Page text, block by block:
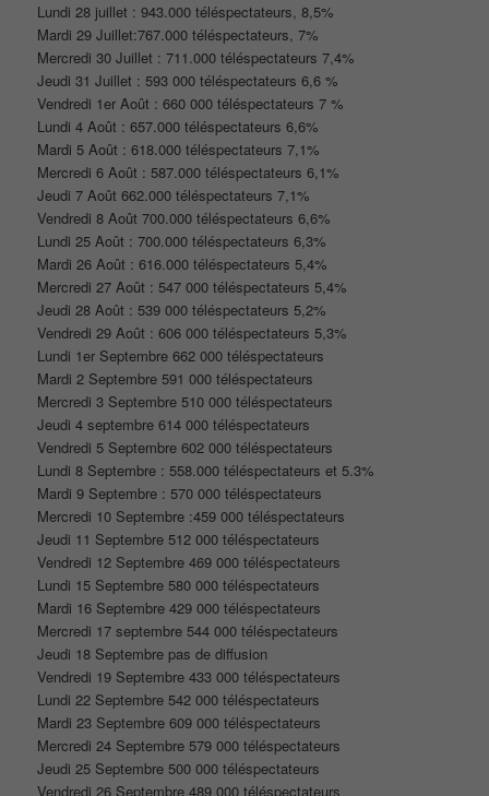
Lundi 28 juillet : 943.000 téléspectateurs, 8,5%
Mardi 29 Juillet:767.000 téléspectateurs, 7%
Mercredi 30 Juillet : 711.000 téléspectateurs 7,4%
Jeudi 31 Juillet : 593 000 téléspectateurs 6,6 %
Vendredi 1er Août : 660 000 téléspectateurs 7 %
Lundi 4 Août : 657.000 téléspectateurs 6,6%
Mardi 5 Août : 618.000 téléspectateurs 7,1%
Mercredi 6 Août : 587.000 téléspectateurs 6,1%
Jeudi 7 Août 662.000 téléspectateurs 7,1%
Vendredi 8 Août 700.000 téléspectateurs 6,6%
Lundi 25 Août : 700.000 téléspectateurs 6,3%
Mardi 26 Août : 616.000 téléspectateurs 5,4%
Mercredi 27 Août : 547 000 téléspectateurs 5,4%
Jeudi 28 Août : 539 000 téléspectateurs 5,2%
Vendredi 29 Août : 606 000 téléspectateurs 5,3%
Lundi 1er Septembre 662 000 téléspectateurs
Mardi 2 Septembre 591 000 téléspectateurs
Mercredi 3 Septembre 510 000 téléspectateurs
Jeudi 4 septembre 614 000 téléspectateurs
Vendredi 5 Septembre 602 000 téléspectateurs
Lundi 8 Septembre : 558.000 téléspectateurs et 5.3%
Mardi 9 Septembre : 570 000 téléspectateurs
Mercredi 10 Septembre :459 000 téléspectateurs
Jeudi 11 Septembre 512 000 téléspectateurs
Vendredi 12 Septembre 469 000 téléspectateurs
Lundi 15 Septembre 580 000 téléspectateurs
Mardi 16 Septembre 429 000 téléspectateurs
Mercredi 17 septembre 544 000 téléspectateurs
Jeudi 18 Septembre pas de diffusion
Vendredi 19 Septembre 433 000 téléspectateurs
Lundi 22 Septembre 542 000 téléspectateurs
Mardi 23 Septembre 609 000 téléspectateurs
Mercredi 24 Septembre 579 000 téléspectateurs
Jeudi 25 Septembre 500 000 téléspectateurs
Vendredi 26 Septembre 489 000 téléspectateurs